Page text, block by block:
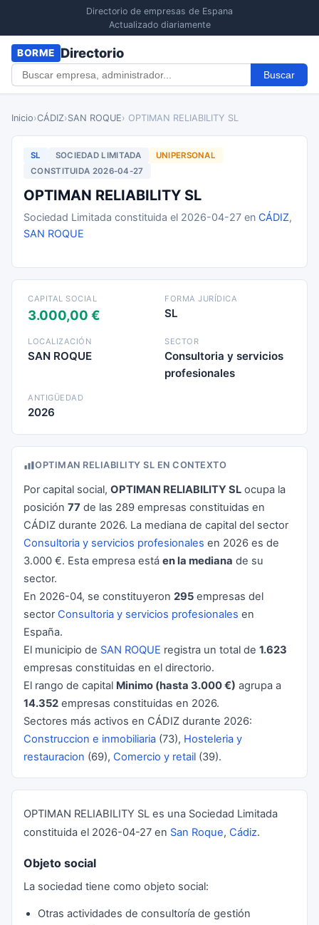
Directorio de empresas de Espana
Actualizado diariamente
BORME Directorio
Buscar
Inicio›CÁDIZ›SAN ROQUE› OPTIMAN RELIABILITY SL
SL SOCIEDAD LIMITADA
UNIPERSONAL
CONSTITUIDA 2026-04-27
OPTIMAN RELIABILITY SL
Sociedad Limitada constituida el 2026-04-27 en CÁDIZ,
SAN ROQUE
CAPITAL SOCIAL
3.000,00 €
FORMA JURÍDICA
SL
LOCALIZACIÓN
SAN ROQUE
SECTOR
Consultoria y servicios
profesionales
ANTIGÜEDAD
2026
OPTIMAN RELIABILITY SL EN CONTEXTO
Por capital social, OPTIMAN RELIABILITY SL ocupa la
posición 77 de las 289 empresas constituidas en
CÁDIZ durante 2026. La mediana de capital del sector
Consultoria y servicios profesionales en 2026 es de
3.000 €. Esta empresa está en la mediana de su
sector.
En 2026-04, se constituyeron 295 empresas del
sector Consultoria y servicios profesionales en
España.
El municipio de SAN ROQUE registra un total de 1.623
empresas constituidas en el directorio.
El rango de capital Minimo (hasta 3.000 €) agrupa a
14.352 empresas constituidas en 2026.
Sectores más activos en CÁDIZ durante 2026:
Construccion e inmobiliaria (73), Hosteleria y
restauracion (69), Comercio y retail (39).
OPTIMAN RELIABILITY SL es una Sociedad Limitada
constituida el 2026-04-27 en San Roque, Cádiz.
Objeto social
La sociedad tiene como objeto social:
Otras actividades de consultoría de gestión